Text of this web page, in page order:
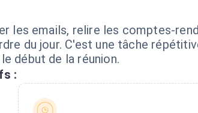
les emails, relire les comptes-
du jour. C'est une tâche
début de la réunion.
: